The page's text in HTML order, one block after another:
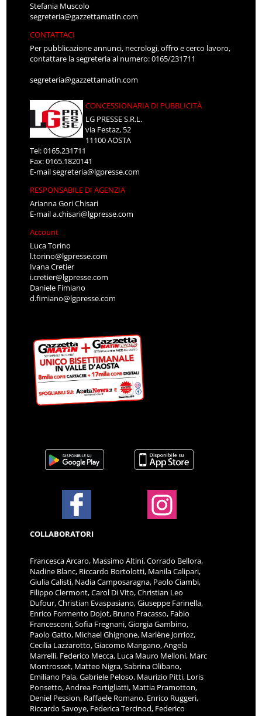
Stefania Muscolo
segreteria@gazzettamatin.com
CONTATTACI
Per pubblicazione annunci, necrologi, offro e cerco lavoro,
contattare la segreteria al numero: 0165/231711
segreteria@gazzettamatin.com
CONCESSIONARIA DI PUBBLICITÀ
LG PRESSE S.R.L.
via Festaz, 52
11100 AOSTA
Tel: 0165.231711
Fax: 0165.1820141
E-mailsegreteria@lgpresse.com
RESPONSABILE DI AGENZIA
Arianna Gori Chisari
E-maila.chisari@lgpresse.com
Account
Luca Torino
l.torino@lgpresse.com
Ivana Cretier
i.cretier@lgpresse.com
Daniele Fimiano
d.fimiano@lgpresse.com
COLLABORATORI
Francesca Arcaro, Massimo Altini, Corrado Bellora,
Nadine Blanc, Riccardo Bortolotti, Manila Calipari,
Giulia Calisti, Nadia Camposaragna, Paolo Ciambi,
Filippo Clermont, Carol Di Vito, Christian Leo
Dufour, Christian Evaspasiano, Giuseppe Farinella,
Enrico Formento Dojot, Bruno Fracasso, Fabio
Francesconi, Sofia Fregnani, Giorgia Gambino,
Paolo Gatto, Michael Ghignone, Marlène Jorrioz,
Cecilia Lazzarotto, Giacomo Mangano, Angela
Marrelli, Federico Mecca, Luca Mauro Melloni, Marc
Montrosset, Matteo Nigra, Sabrina Olibano,
Emiliano Pala, Gabriele Peloso, Maurizio Pitti, Loris
Ponsetto, Andrea Portigliatti, Mattia Pramotton,
Deniel Pession, Raffaele Romano, Enrico Ruggeri,
Riccardo Savoye, Federica Tercinod, Federico